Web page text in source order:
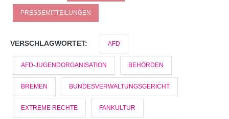
PRESSEMITTEILUNGEN
VERSCHLAGWORTET: AFD
AFD-JUGENDORGANISATION BEHÖRDEN
BREMEN BUNDESVERWALTUNGSGERICHT
EXTREME RECHTE FANKULTUR